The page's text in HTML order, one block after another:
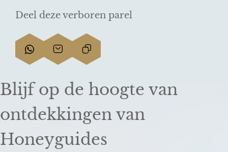
Deel deze verboren parel
D
e
l
e
e
D
e
l
e
e
L
i
o
p
i
Blijf op de hoogte van
ontdekkingen van
Honeyguides